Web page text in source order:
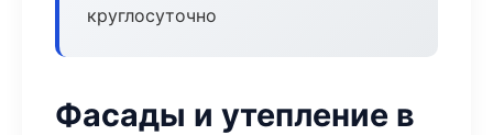
круглосуточно
Фасады и утепление в